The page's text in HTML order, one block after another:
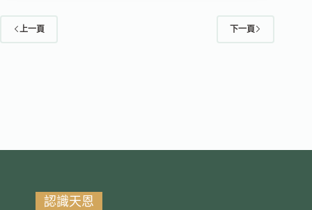
上一頁 下一頁
認識天恩